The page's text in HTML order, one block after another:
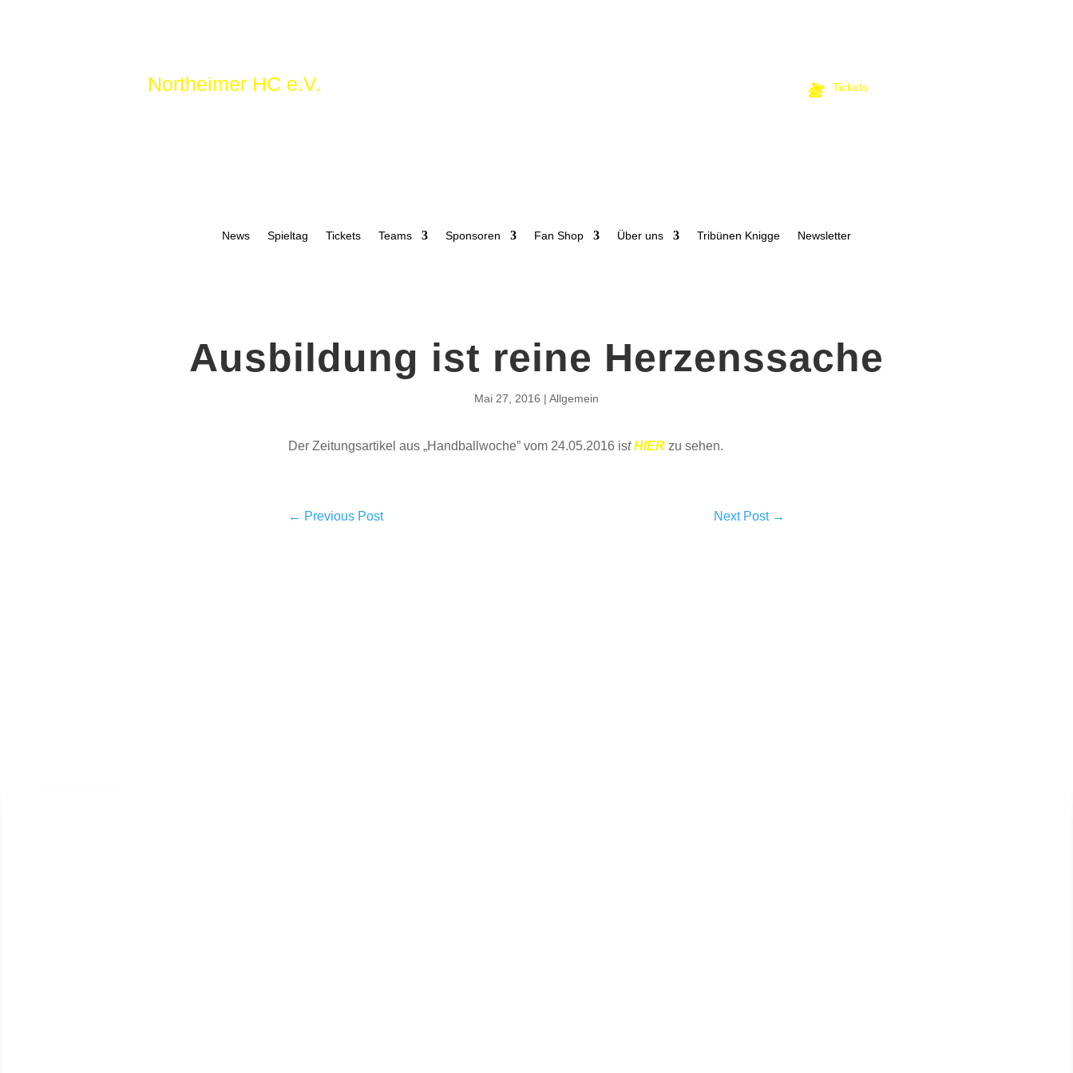
Northeimer HC e.V. Tickets
News Spieltag Tickets Teams Sponsoren Fan Shop Über uns Tribünen Knigge Newsletter
Ausbildung ist reine Herzenssache
Mai 27, 2016 Allgemein
Der Zeitungsartikel aus „Handballwoche” vom 24.05.2016 istHIER zu sehen.
← Previous Post Next Post→